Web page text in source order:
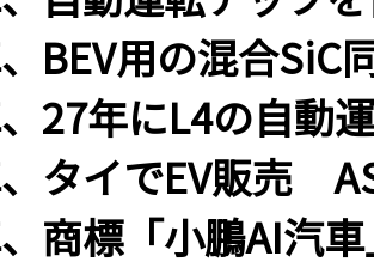
BEV用の混合SiC
27年にL4の自動
タイでEV販売
商標「小鵬AI汽